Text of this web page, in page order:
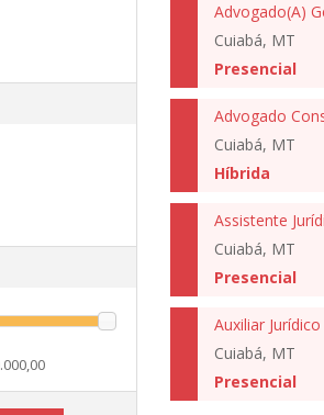
Advogado(A)
Cuiabá, MT
Presencial
Advogado
Cuiabá, MT
Híbrida
Assistente
Cuiabá, MT
Presencial
Auxiliar Jurídico
Cuiabá, MT
Presencial